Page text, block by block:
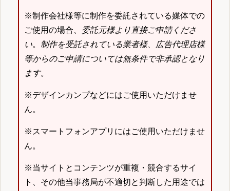
※制作会社様等に制作を委託されている媒体での
ご使用の場合、 委託元様より直接ご申請くださ
い。 制作を受託されている業者様、広告代理店様
等からのご申請については無条件で非承認となり
ます。
※デザインカンプなどにはご使用いただけませ
ん。
※スマートフォンアプリにはご使用いただけませ
ん。
※当サイトとコンテンツが重複・競合するサイ
ト、その他当事務局が不適切と判断した用途では